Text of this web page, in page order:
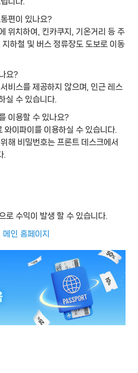
편이 있나요?
위치하여, 킨카쿠지, 기온거리 등 주
하철 및 버스 정류장도 도보로 이동
요?
비스를 제공하지 않으며, 인근 레스
실 수 있습니다.
이용할 수 있나요?
와이파이를 이용하실 수 있습니다.
해 비밀번호는 프론트 데스크에서
.
로 수익이 발생 할 수 있습니다.
메인 홈페이지